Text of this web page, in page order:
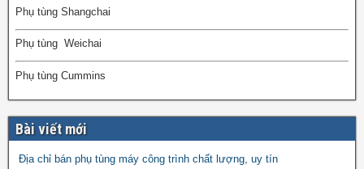
Phụ tùng Shangchai
Phụ tùng Weichai
Phụ tùng Cummins
Bài viết mới
Địa chỉ bán phụ tùng máy công trình chất lượng, uy tín